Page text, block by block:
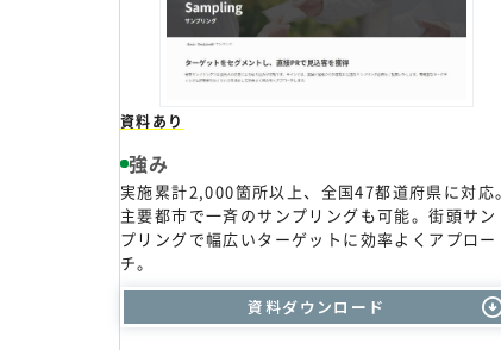
資料あり
強み
実施累計2,000箇所以上、全国47都道府県に対応。
主要都市で一斉のサンプリングも可能。街頭サン
プリングで幅広いターゲットに効率よくアプロー
チ。
資料ダウンロード